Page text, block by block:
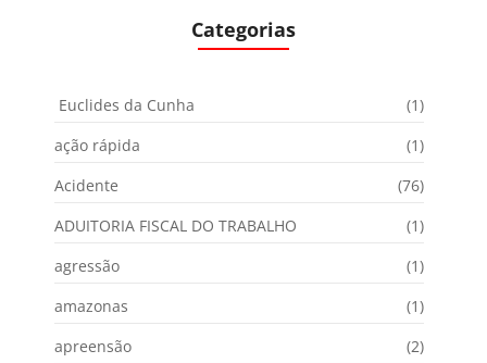
Categorias
Euclides da Cunha
(1)
ação rápida
(1)
Acidente
(76)
ADUITORIA FISCAL DO TRABALHO
(1)
agressão
(1)
amazonas
(1)
apreensão
(2)